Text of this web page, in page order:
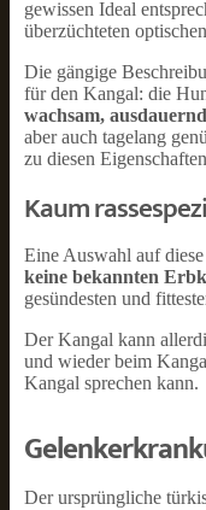
gewissen Ideal
überzüchteten
Die gängige
für den Kangal: die
wachsam,
aber auch tagelang
zu diesen
Kaum
Eine Auswahl auf
keine bekannten
gesündesten und
Der Kangal kann
und wieder beim
Kangal sprechen kann.
Der ursprüngliche